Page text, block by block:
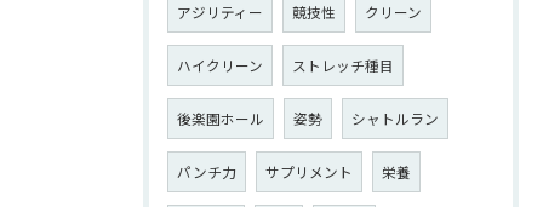
アジリティー 競技性 クリーン
ハイクリーン ストレッチ種目
後楽園ホール 姿勢 シャトルラン
パンチ力 サプリメント 栄養